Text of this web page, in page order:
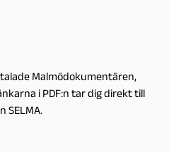
Malmödokumentären,
i PDF:n tar dig direkt till
SELMA.